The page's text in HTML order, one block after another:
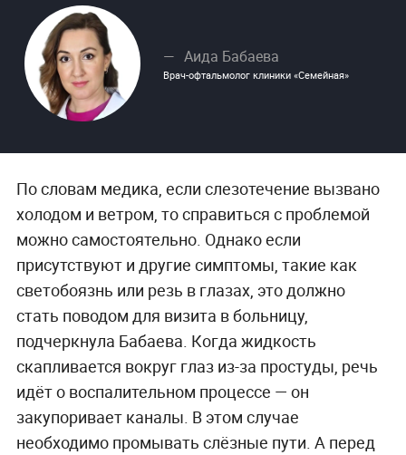
Аида Бабаева
Врач-офтальмолог клиники «Семейная»
По словам медика, если слезотечение вызвано
холодом и ветром, то справиться с проблемой
можно самостоятельно. Однако если
присутствуют и другие симптомы, такие как
светобоязнь или резь в глазах, это должно
стать поводом для визита в больницу,
подчеркнула Бабаева. Когда жидкость
скапливается вокруг глаз из-за простуды, речь
идёт о воспалительном процессе — он
закупоривает каналы. В этом случае
необходимо промывать слёзные пути. А перед